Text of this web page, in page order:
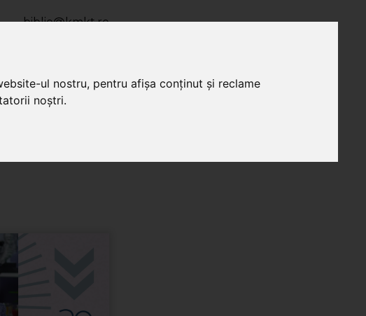
ul nostru, pentru afișa conținut și reclame
noștri.
biblio@kmkt.ro